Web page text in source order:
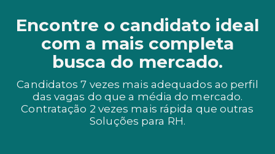
Encontre o candidato ideal
com a mais completa
busca do mercado.
Candidatos 7 vezes mais adequados ao perfil
das vagas do que a média do mercado.
Contratação 2 vezes mais rápida que outras
Soluções para RH.